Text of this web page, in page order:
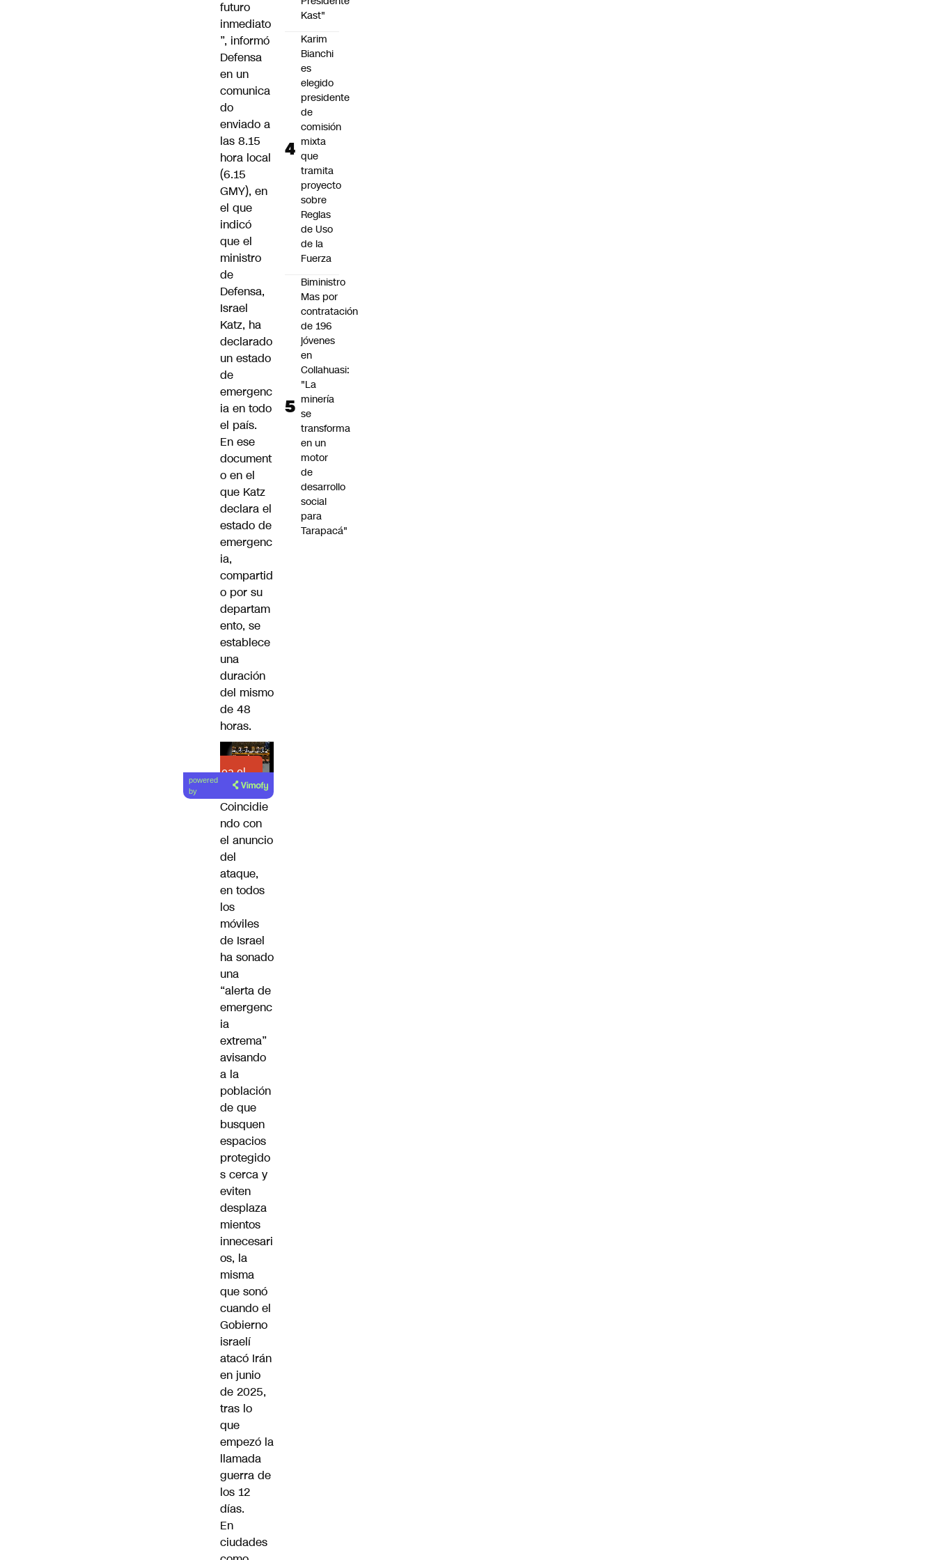
futuro
inmediato
”, informó
Defensa
en un
comunica
do
enviado a
las 8.15
hora local
(6.15
GMY), en
el que
indicó
que el
ministro
de
Defensa,
Israel
Katz, ha
declarado
un estado
de
emergenc
ia en todo
el país.
En ese
document
o en el
que Katz
declara el
estado de
emergenc
ia,
compartid
o por su
departam
ento, se
establece
una
duración
del mismo
de 48
horas.
Lea el
artículo
powered
by
Coincidie
ndo con
el anuncio
del
ataque,
en todos
los
móviles
de Israel
ha sonado
una
“alerta de
emergenc
ia
extrema”
avisando
a la
población
de que
busquen
espacios
protegido
s cerca y
eviten
desplaza
mientos
innecesari
os, la
misma
que sonó
cuando el
Gobierno
israelí
atacó Irán
en junio
de 2025,
tras lo
que
empezó la
llamada
guerra de
los 12
días.
En
ciudades
Kast"
Karim
Bianchi
es
elegido
presidente
de
comisión
mixta
que
tramita
proyecto
sobre
Reglas
de Uso
de la
Fuerza
Biministro
Mas por
contratación
de 196
jóvenes
en
Collahuasi:
"La
minería
se
transforma
en un
motor
de
desarrollo
social
para
Tarapacá"